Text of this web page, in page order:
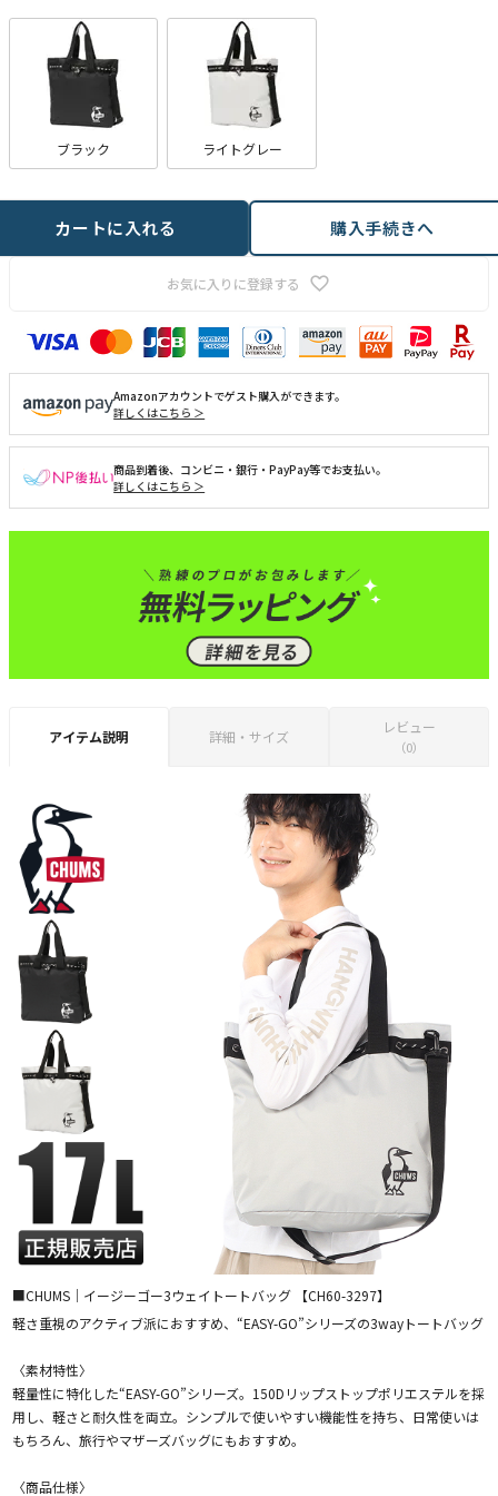
ブラック ライトグレー
お気に入りに登録する
カートに入れる 購入手続きへ
Amazonアカウントでゲスト購入ができます。
詳しくはこちら ＞
商品到着後、コンビニ・銀行・PayPay等でお支払い。
詳しくはこちら ＞
アイテム説明 詳細・サイズ
レビュー
（0）
■CHUMS｜イージーゴー3ウェイトートバッグ 【CH60-3297】
軽さ重視のアクティブ派におすすめ、“EASY-GO”シリーズの3wayトートバッグ
〈素材特性〉
軽量性に特化した“EASY-GO”シリーズ。150Dリップストップポリエステルを採
用し、軽さと耐久性を両立。シンプルで使いやすい機能性を持ち、日常使いは
もちろん、旅行やマザーズバッグにもおすすめ。
〈商品仕様〉